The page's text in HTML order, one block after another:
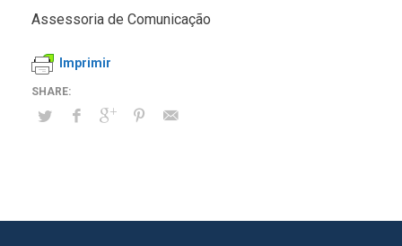
Assessoria de Comunicação
Imprimir